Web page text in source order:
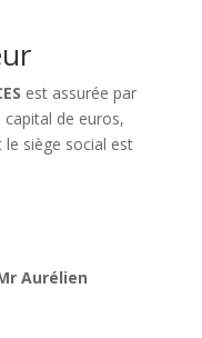
est assurée par
capital de euros,
le siège social est
Aurélien